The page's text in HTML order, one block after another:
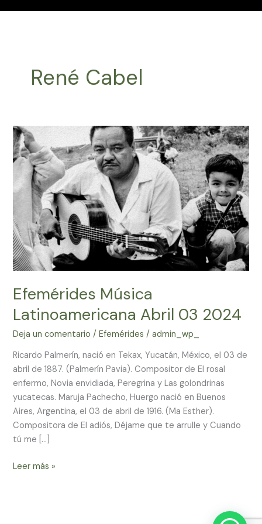
René Cabel
Efemérides Música
Latinoamericana Abril 03 2024
Deja un comentario /Efemérides /admin_wp_
Ricardo Palmerín, nació en Tekax, Yucatán, México, el 03 de
abril de 1887. (Palmerín Pavia). Compositor de El rosal
enfermo, Novia envidiada, Peregrina y Las golondrinas
yucatecas. Maruja Pachecho, Huergo nació en Buenos
Aires, Argentina, el 03 de abril de 1916. (Ma Esther).
Compositora de El adiós, Déjame que te arrulle y Cuando
tú me […]
Efemérides
Música
Latinoamericana
Abril
03
2024
Leer más »